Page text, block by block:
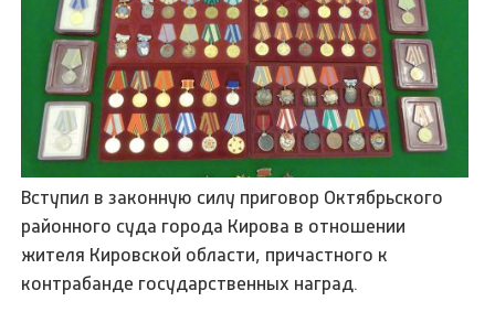
Вступил в законную силу приговор Октябрьского
районного суда города Кирова в отношении
жителя Кировской области, причастного к
контрабанде государственных наград.